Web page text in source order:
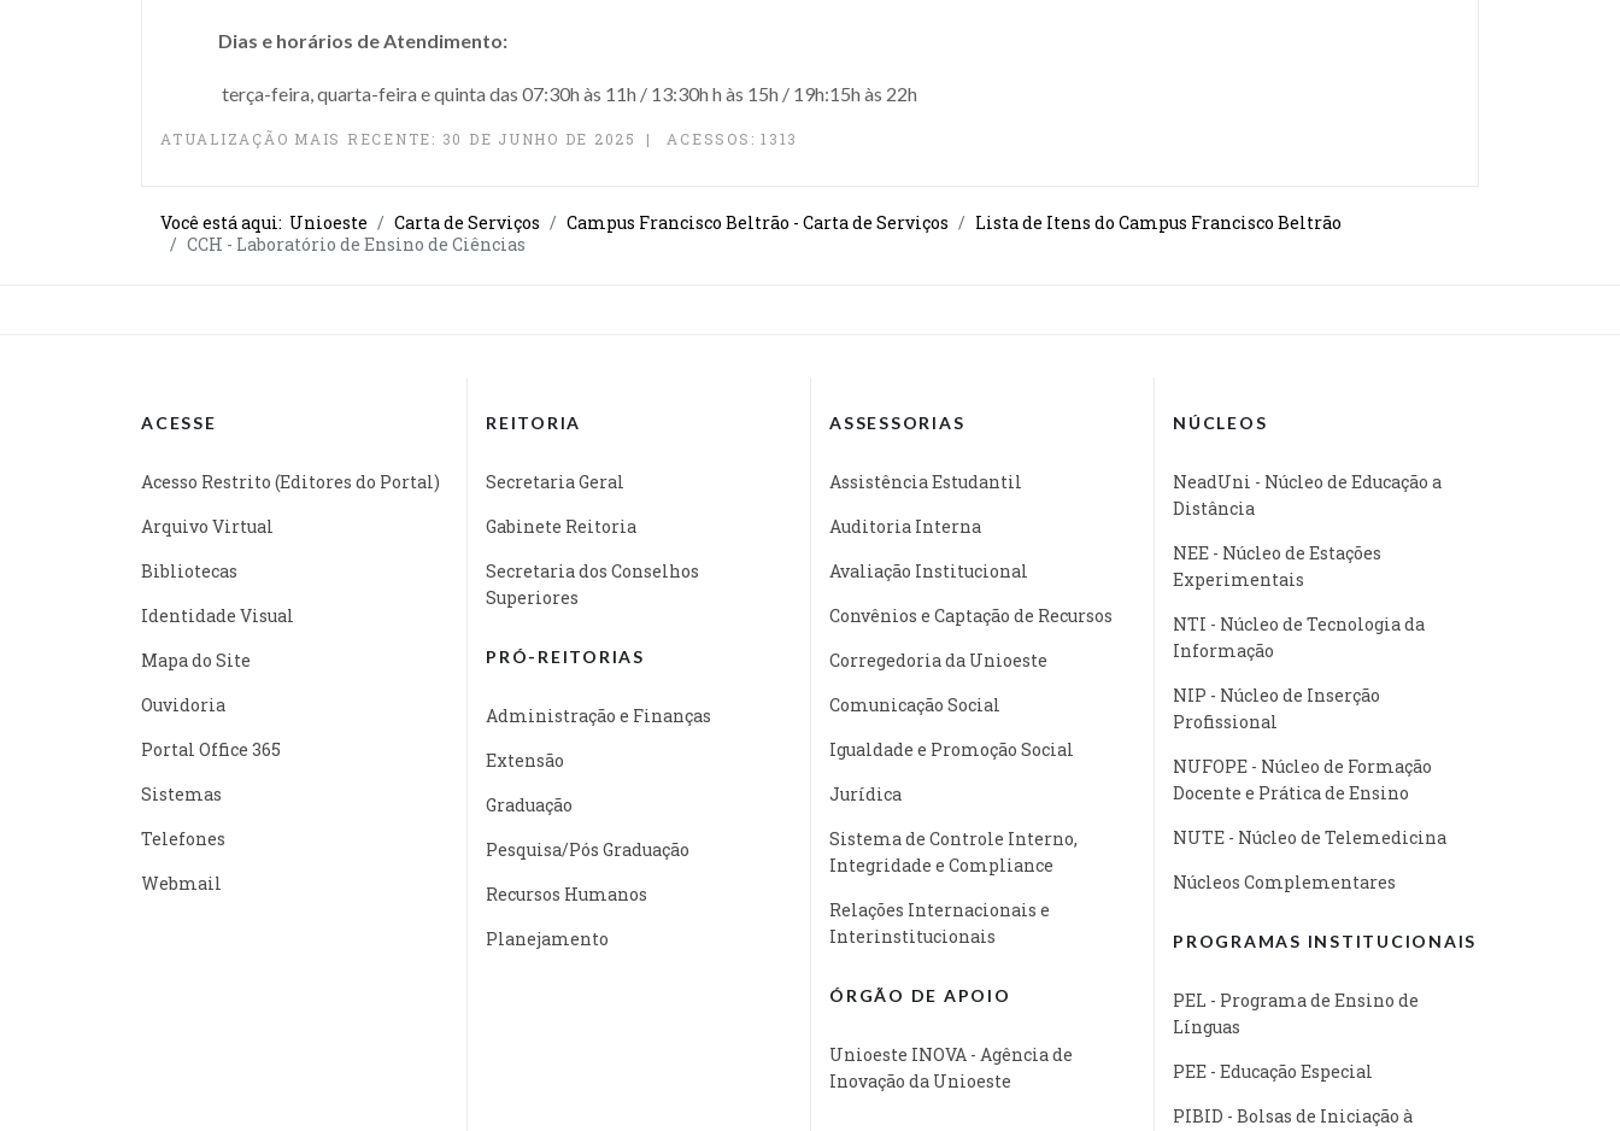
Dias e horários de Atendimento:
terça-feira, quarta-feira e quinta das 07:30h às 11h / 13:30h h às 15h / 19h:15h às 22h
ATUALIZAÇÃO MAIS RECENTE: 30 DE JUNHO DE 2025 ACESSOS: 1313
Você está aqui: Unioeste Carta de Serviços Campus Francisco Beltrão - Carta de Serviços
Lista de Itens do Campus Francisco Beltrão
CCH - Laboratório de Ensino de Ciências
ACESSE
Acesso Restrito (Editores do Portal)
Arquivo Virtual
Bibliotecas
Identidade Visual
Mapa do Site
Ouvidoria
Portal Office 365
Sistemas
Telefones
Webmail
REITORIA
Secretaria Geral
Gabinete Reitoria
Secretaria dos Conselhos
Superiores
PRÓ-REITORIAS
Administração e Finanças
Extensão
Graduação
Pesquisa/Pós Graduação
Recursos Humanos
Planejamento
ASSESSORIAS
Assistência Estudantil
Auditoria Interna
Avaliação Institucional
Convênios e Captação de Recursos
Corregedoria da Unioeste
Comunicação Social
Igualdade e Promoção Social
Jurídica
Sistema de Controle Interno,
Integridade e Compliance
Relações Internacionais e
Interinstitucionais
ÓRGÃO DE APOIO
Unioeste INOVA - Agência de
Inovação da Unioeste
NÚCLEOS
NeadUni - Núcleo de Educação a
Distância
NEE - Núcleo de Estações
Experimentais
NTI - Núcleo de Tecnologia da
Informação
NIP - Núcleo de Inserção
Profissional
NUFOPE - Núcleo de Formação
Docente e Prática de Ensino
NUTE - Núcleo de Telemedicina
Núcleos Complementares
PROGRAMAS INSTITUCIONAIS
PEL - Programa de Ensino de
Línguas
PEE - Educação Especial
PIBID - Bolsas de Iniciação à